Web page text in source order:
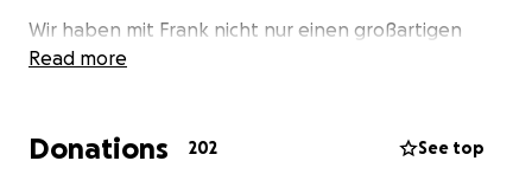
Wir haben mit Frank nicht nur einen großartigen
Trainer, sondern auch einen wunderbaren
nur auf dem Platz, sondern auch im Leben. Deine
Read more
Donations 202 See top